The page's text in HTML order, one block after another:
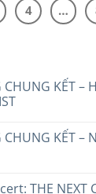
4 …
CHUNG KẾT –
CHUNG KẾT –
THE NEXT